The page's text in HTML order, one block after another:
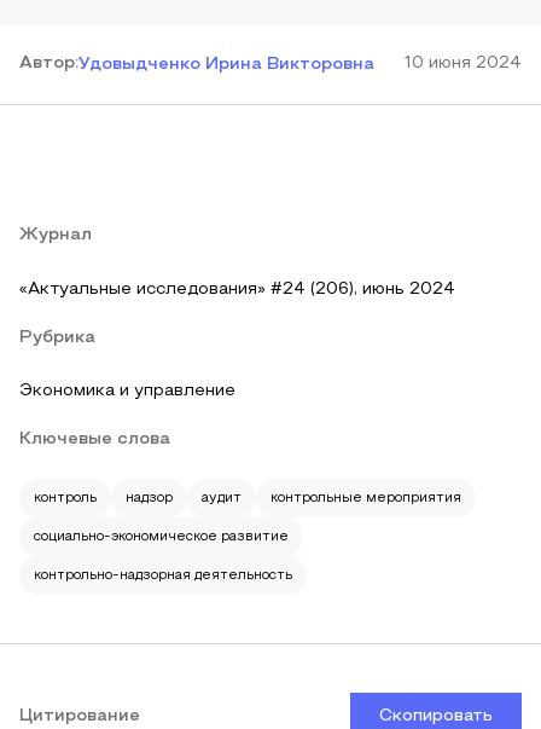
Автор:Удовыдченко Ирина Викторовна 10 июня 2024
Журнал
«Актуальные исследования» #24 (206), июнь 2024
Рубрика
Экономика и управление
Ключевые слова
контроль надзор аудит контрольные мероприятия
социально-экономическое развитие
контрольно-надзорная деятельность
Цитирование Скопировать